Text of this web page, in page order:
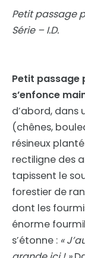
Petit passage
Série – I.D.
Petit passage
s’enfonce
d’abord, dans
(chênes,
résineux
rectiligne des
tapissent le
forestier de
dont les
énorme
s’étonne : «